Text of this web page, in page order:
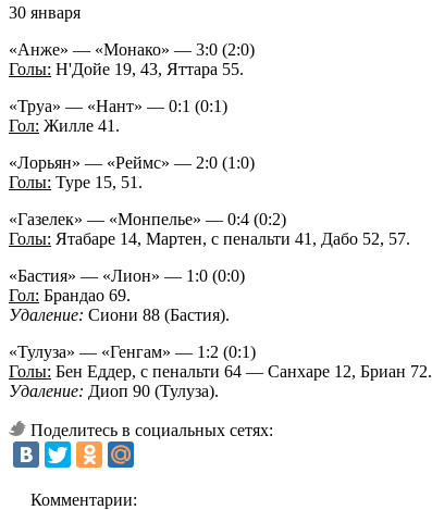
30 января
«Анже» — «Монако» — 3:0 (2:0)
Голы: Н'Дойе 19, 43, Яттара 55.
«Труа» — «Нант» — 0:1 (0:1)
Гол: Жилле 41.
«Лорьян» — «Реймс» — 2:0 (1:0)
Голы: Туре 15, 51.
«Газелек» — «Монпелье» — 0:4 (0:2)
Голы: Ятабаре 14, Мартен, с пенальти 41, Дабо 52, 57.
«Бастия» — «Лион» — 1:0 (0:0)
Гол: Брандао 69.
Удаление: Сиони 88 (Бастия).
«Тулуза» — «Генгам» — 1:2 (0:1)
Голы: Бен Еддер, с пенальти 64 — Санхаре 12, Бриан 72.
Удаление: Диоп 90 (Тулуза).
Поделитесь в социальных сетях:
Комментарии: